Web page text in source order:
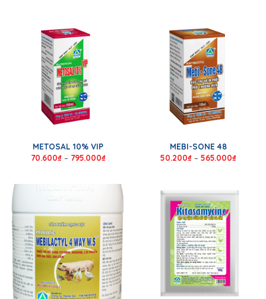
METOSAL 10% VIP
70.600₫– 795.000₫
MEBI-SONE 48
50.200₫– 565.000₫